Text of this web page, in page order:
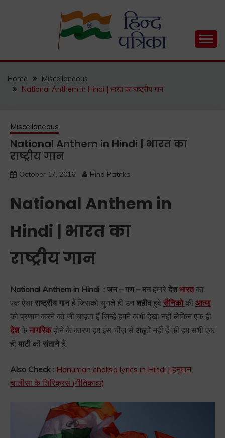
HIND PATRIKA
Status, Hindi Quotes, Hindi Inspirational Stories, Hindi
Home
Miscellaneous
National Anthem in Hindi | भारत का राष्ट्रीय गान
Miscellaneous
National Anthem in Hindi | भारत का
राष्ट्रीय गान
October 17, 2016 Hind Patrika
National Anthem in
Hindi | भारत का
राष्ट्रीय गान
National Anthem in Hindi : जन – गण – मनहमारे देश भारत का
एक ऐसा राष्ट्रीय गानहैं जिसको सुनते ही उन शहीदहुवे सैनिको की आत्मा
को प्रणाम करने को जी चाहता हैं जिन्हें हमने कभी देखा नहीं लेकिन एक ही
देशके नागरिक होने के कारण हम इस चीज़ से अछूते नहीं हैं की हम सभी एक
ही माटीकी संतानेहैं.
Also Check : Hanuman chalisa lyrics in Hindi | हनुमान
चालीसा के लिरिक्रस (गीतिकाव्य)